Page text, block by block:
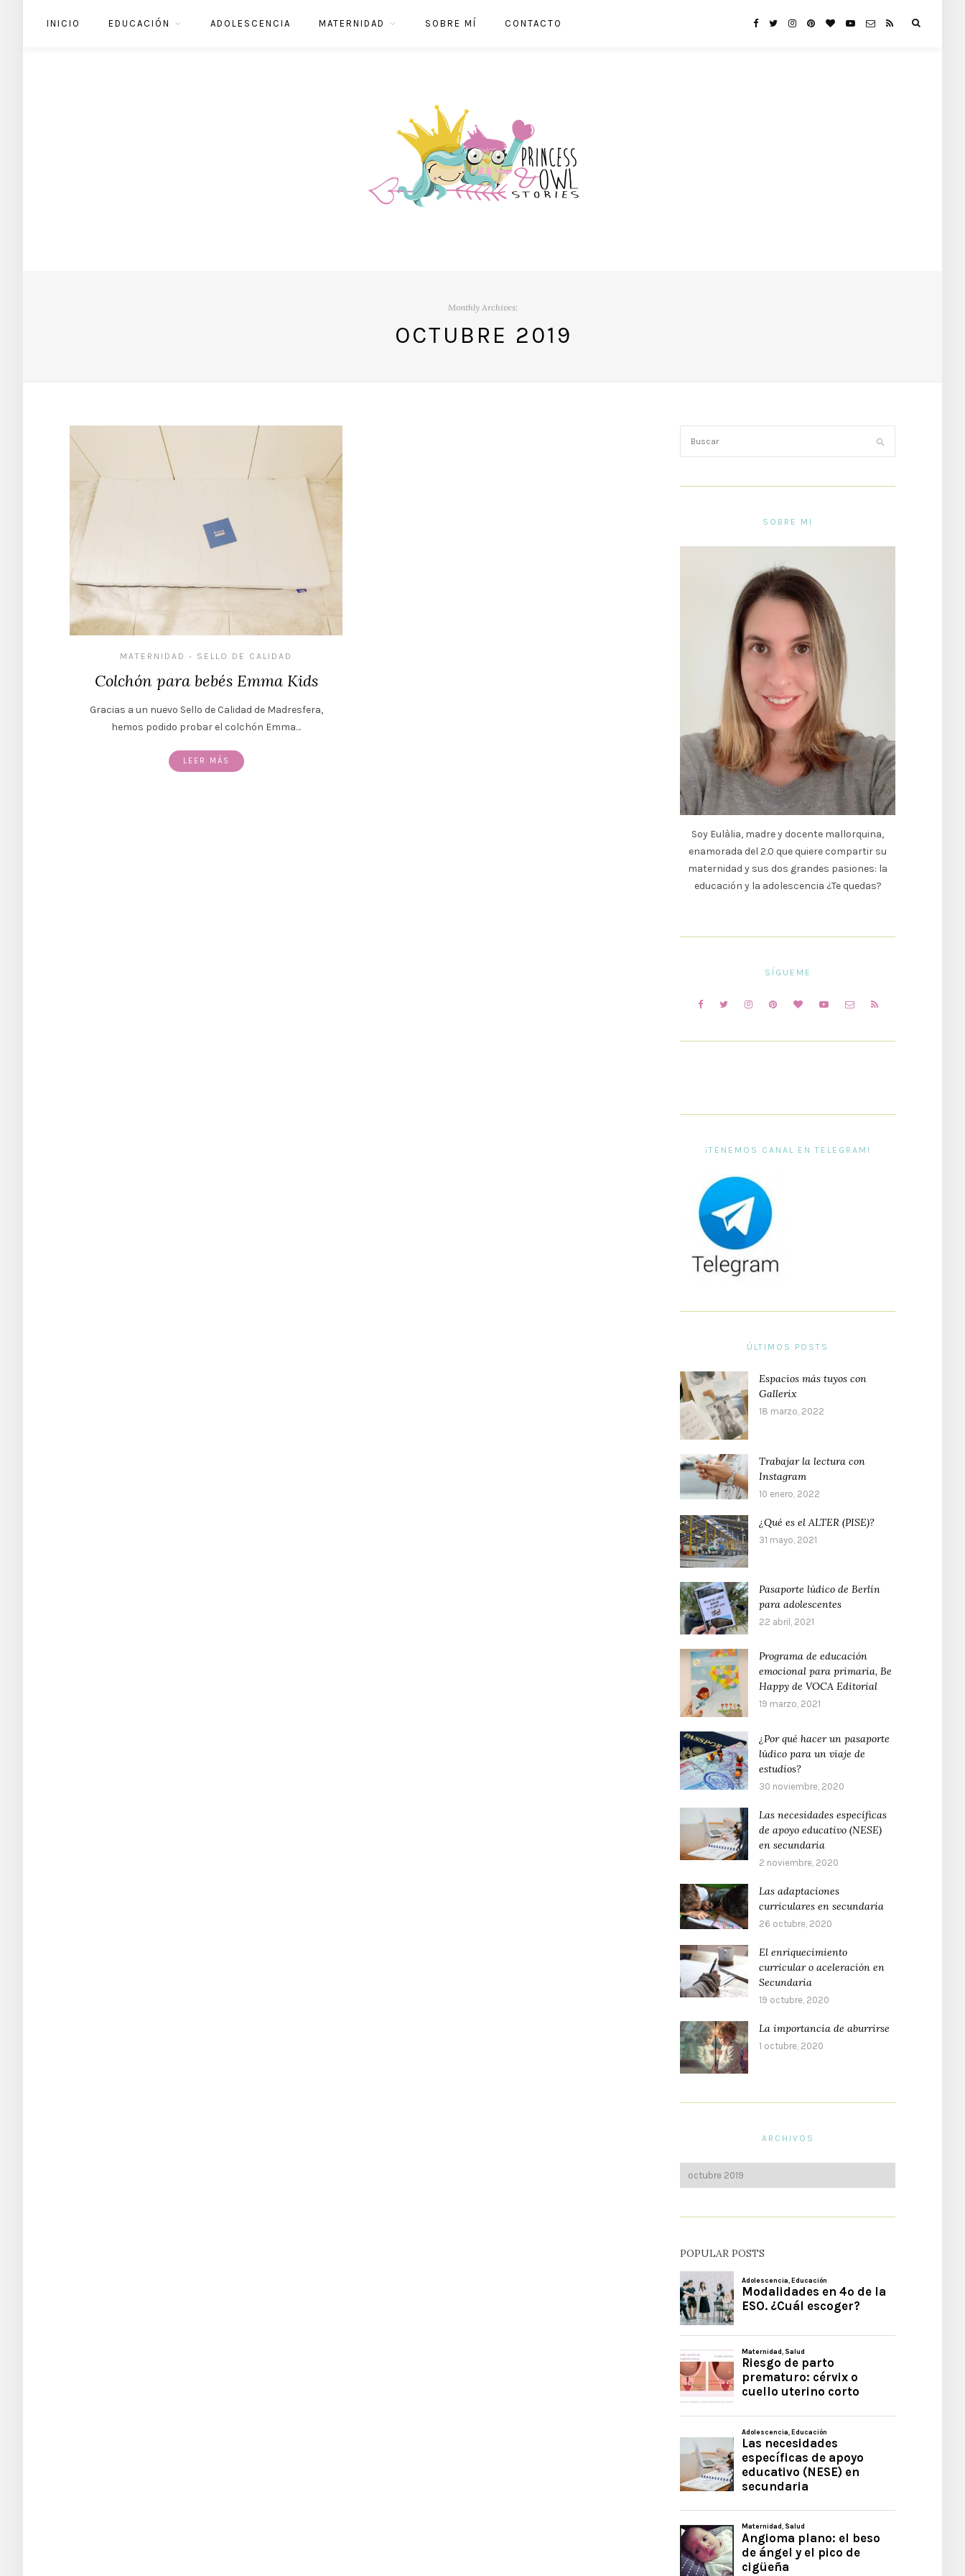
INICIO EDUCACIÓN ADOLESCENCIA MATERNIDAD SOBRE MÍ CONTACTO
Monthly Archives:
OCTUBRE 2019
MATERNIDAD • SELLO DE CALIDAD
Colchón para bebés Emma Kids
Gracias a un nuevo Sello de Calidad de Madresfera,
hemos podido probar el colchón Emma…
LEER MÁS
SOBRE MI
Soy Eulàlia, madre y docente mallorquina,
enamorada del 2.0 que quiere compartir su
maternidad y sus dos grandes pasiones: la
educación y la adolescencia ¿Te quedas?
SÍGUEME
¡TENEMOS CANAL EN TELEGRAM!
ÚLTIMOS POSTS
Espacios más tuyos con
Gallerix
18 marzo, 2022
Trabajar la lectura con
Instagram
10 enero, 2022
¿Qué es el ALTER (PISE)?
31 mayo, 2021
Pasaporte lúdico de Berlín
para adolescentes
22 abril, 2021
Programa de educación
emocional para primaria, Be
Happy de VOCA Editorial
19 marzo, 2021
¿Por qué hacer un pasaporte
lúdico para un viaje de
estudios?
30 noviembre, 2020
Las necesidades específicas
de apoyo educativo (NESE)
en secundaria
2 noviembre, 2020
Las adaptaciones
curriculares en secundaria
26 octubre, 2020
El enriquecimiento
curricular o aceleración en
Secundaria
19 octubre, 2020
La importancia de aburrirse
1 octubre, 2020
ARCHIVOS
POPULAR POSTS